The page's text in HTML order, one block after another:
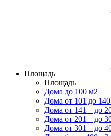
Площадь
Площадь
Дома до 100 м2
Дома от 101 до
Дома от 141 – до
Дома от 201 – до
Дома от 301 – до